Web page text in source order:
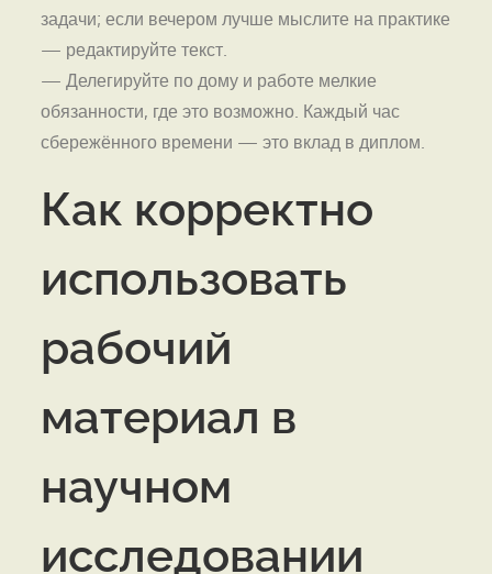
задачи; если вечером лучше мыслите на практике
— редактируйте текст.
— Делегируйте по дому и работе мелкие
обязанности, где это возможно. Каждый час
сбережённого времени — это вклад в диплом.
Как корректно
использовать
рабочий
материал в
научном
исследовании